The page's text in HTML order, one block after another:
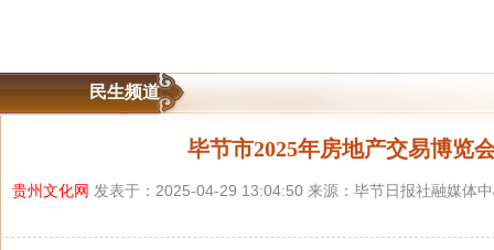
民生频道
毕节市2025年房地产交易博览
贵州文化网 发表于：2025-04-29 13:04:50 来源：毕节日报社融媒体